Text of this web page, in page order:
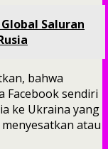
Saluran
bahwa
Facebook sendiri
ke Ukraina yang
atau